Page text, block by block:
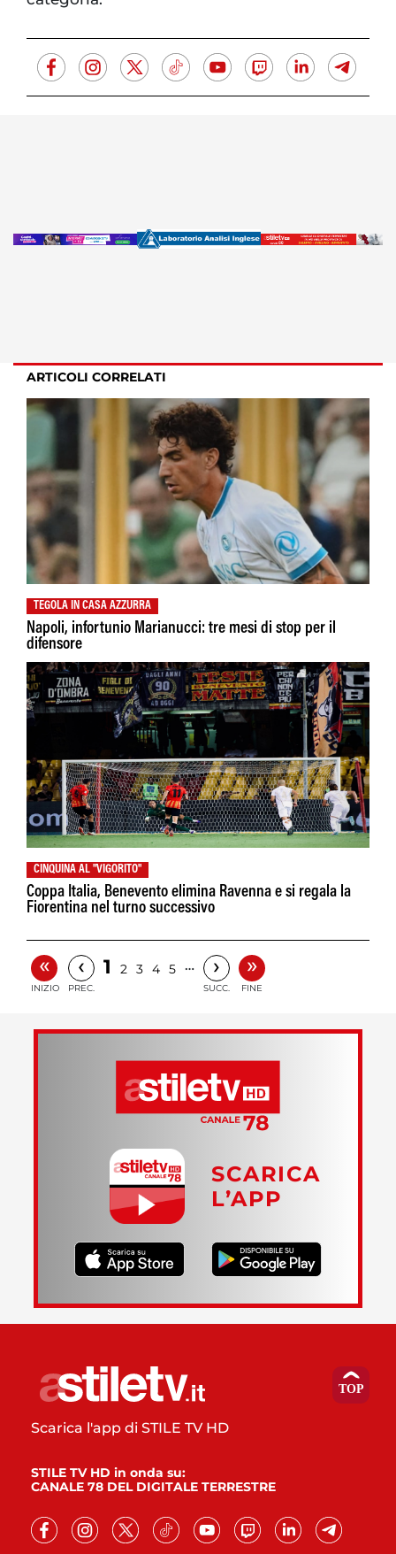
ARTICOLI CORRELATI
TEGOLA IN CASA AZZURRA
Napoli, infortunio Marianucci: tre mesi di stop per il
difensore
CINQUINA AL "VIGORITO"
Coppa Italia, Benevento elimina Ravenna e si regala la
Fiorentina nel turno successivo
«
INIZIO
‹
PREC.
1 2 3 4 5 … ›
SUCC.
»
FINE
SCARICA
L’APP
Scarica l'app di STILE TV HD
STILE TV HD in onda su:
CANALE 78 DEL DIGITALE TERRESTRE